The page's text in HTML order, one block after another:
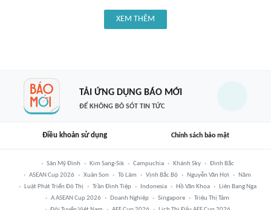
XEM THÊM
TẢI ỨNG DỤNG BÁO MỚI
ĐỂ KHÔNG BỎ SÓT TIN TỨC
Điều khoản sử dụng Chính sách bảo mật
Sân Mỹ Đình Kim Sang-Sik Campuchia Khánh Sky
Đình Bắc
ASEAN Cup 2026
Xuân Son Tô Lâm Vịnh Bắc Bộ Nguyễn Văn Hợi
Năm
Luật Phát Triển Đô Thị
Trần Đình Tiệp Indonesia Hồ Văn Khoa
Liên Bang Nga
A ASEAN Cup 2026
Doanh Nghiệp Singapore
Triệu Thị Tâm